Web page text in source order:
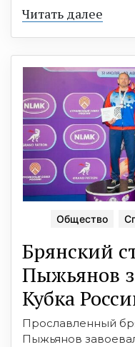
Читать далее
Общество
Брянский
Пыжьянов
Кубка
Прославленный
Пыжьянов